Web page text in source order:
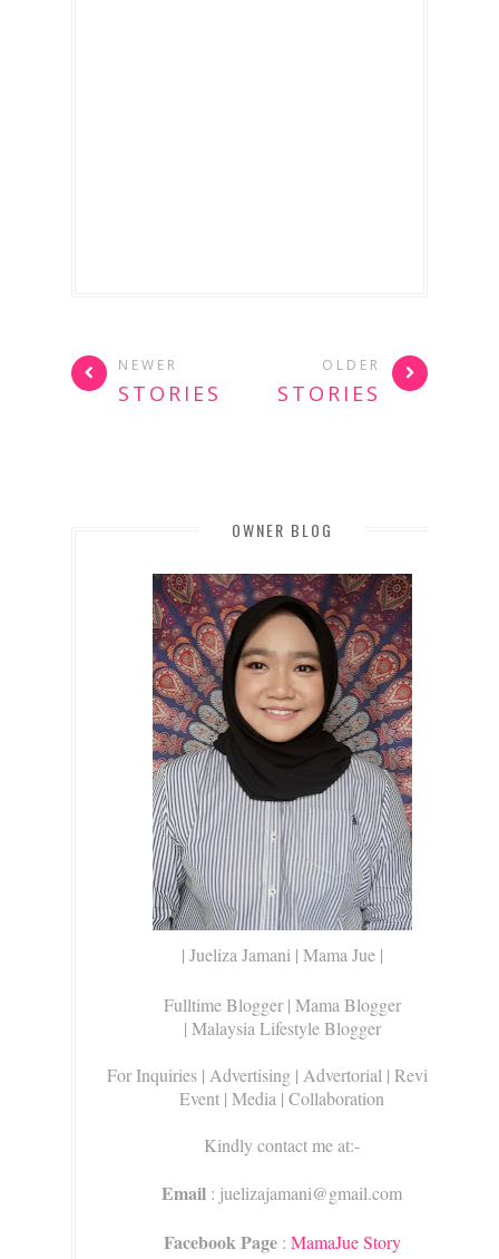
NEWER
STORIES
OLDER
STORIES
OWNER BLOG
| Jueliza Jamani | Mama Jue |
Fulltime Blogger | Mama Blogger
| Malaysia Lifestyle Blogger
For Inquiries | Advertising | Advertorial | Review |
Event | Media | Collaboration
Kindly contact me at:-
Email : juelizajamani@gmail.com
Facebook Page: MamaJue Story